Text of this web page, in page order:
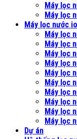
Máy lọc
Máy lọc
Máy lọc nước
Máy lọc
Máy lọc
Máy lọc
Máy lọc
Máy lọc
Máy lọc
Máy lọc
Máy lọc
Máy lọc
Máy lọc
Dự án